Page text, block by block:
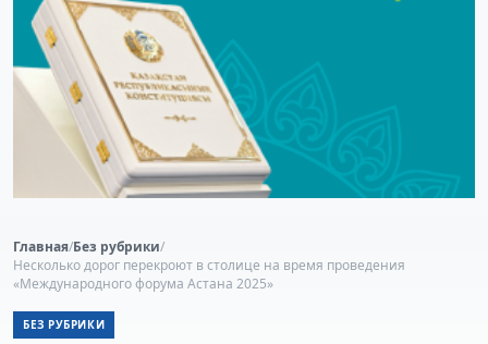
Главная/Без рубрики/
Несколько дорог перекроют в столице на время проведения
«Международного форума Астана 2025»
БЕЗ РУБРИКИ